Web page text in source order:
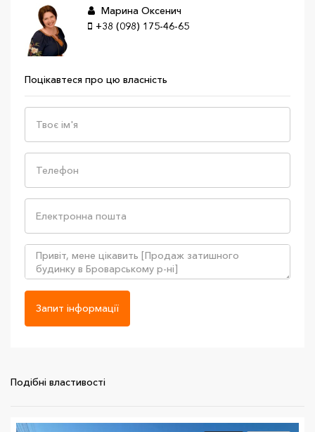
Марина Оксенич
+38 (098) 175-46-65
Поцікавтеся про цю власність
Запит інформації
Подібні властивості